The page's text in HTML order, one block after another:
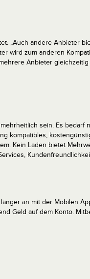
„Auch andere Anbieter
wird zum anderen
Anbieter
sein. Es bedarf
kompatibles,
Kein Laden bietet
an mit der Mobilen
Geld auf dem Konto.